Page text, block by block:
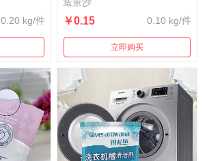
0.20 kg/件 ￥0.15 0.10 kg/件
立即购买